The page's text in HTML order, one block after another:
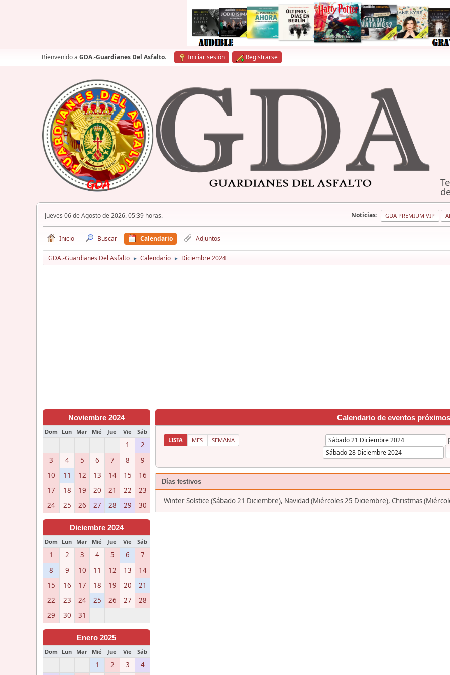
Bienvenido a GDA.-Guardianes Del Asfalto. Iniciar sesión Registrarse
Jueves 06 de Agosto de 2026. 05:39 horas. Noticias: GDA PREMIUM VIP
Inicio Buscar Calendario Adjuntos
GDA.-Guardianes Del Asfalto ► Calendario ► Diciembre 2024
Noviembre 2024
Dom Lun Mar Mié Jue Vie Sáb
1
2
3
4 5 6 7 8
9
10
11 12 13 14 15
16
17
18 19 20 21 22
23
24
25 26 27 28 29 30
Diciembre 2024
Dom Lun Mar Mié Jue Vie Sáb
1 2 3 4 5 6
7
8
9 10 11 12 13
14
15
16 17 18 19 20
21
22
23 24 25 26 27
28
29
30 31
Enero 2025
Dom Lun Mar Mié Jue Vie Sáb
1 2 3 4
Calendario de eventos próximos
LISTA MES SEMANA
Días festivos
Winter Solstice (Sábado 21 Diciembre), Navidad (Miércoles 25 Diciembre), Christmas